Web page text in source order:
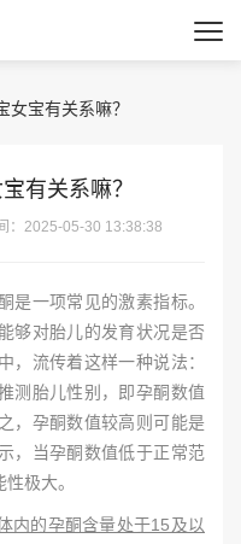
女宝有关系嘛？
有关系嘛？
：2025-05-30 13:38:38
一项常见的激素指标。
够对胎儿的发育状况是否
，流传着这样一种说法：
测胎儿性别，即孕酮数值
，孕酮数值较高则可能是
，当孕酮数值低于正常范
极大。
内的孕酮含量处于15及以